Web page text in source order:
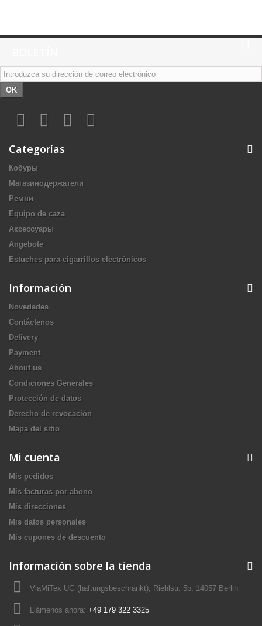
OK
Categorías
Кобуры
Магазинодержатели
Ремни
Equipo de caza
Аксессуары
Angebote
Estuches para cigarrillos electrónicos
Información
Novedades
Contáctenos
Delivery
Payment
About us
Condiciones Generales
Protección de datos
Derecho de revocación
Mapa del sitio
Mi cuenta
Mis pedidos
Mis facturas por abono
Mis direcciones
Mis datos personales
Mis cupones de descuento
Información sobre la tienda
VlaMiTex UG (haftungsbeschränkt), Riehlstr. 5b, 14057 Berlin
Llámenos ahora: +49 179 322 3325